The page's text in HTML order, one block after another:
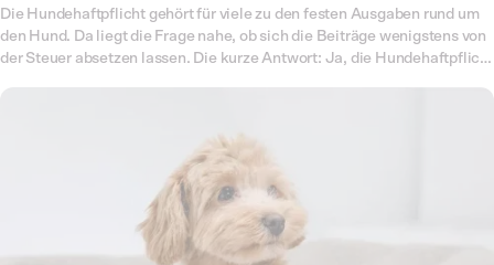
Die Hundehaftpflicht gehört für viele zu den festen Ausgaben rund um
den Hund. Da liegt die Frage nahe, ob sich die Beiträge wenigstens von
der Steuer absetzen lassen. Die kurze Antwort: Ja, die Hundehaftpflicht
Hundehaftpflicht wirklich einen Steuervorteil bringt, wie du sie
einträgst, welche Kosten rund um den Hund du sonst noch absetzen
kannst und welche nicht.